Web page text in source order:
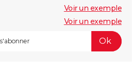
Voir un exemple
Voir un exemple